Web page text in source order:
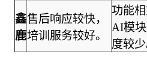
鑫
鹿
售后响应较快，
培训服务较好。
功能
AI模
度较少